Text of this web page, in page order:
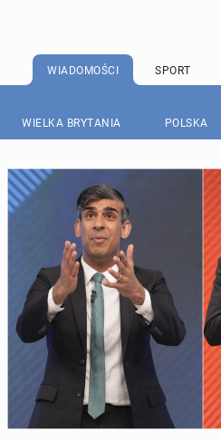
WIADOMOŚCI SPORT
WIELKA BRYTANIA POLSKA